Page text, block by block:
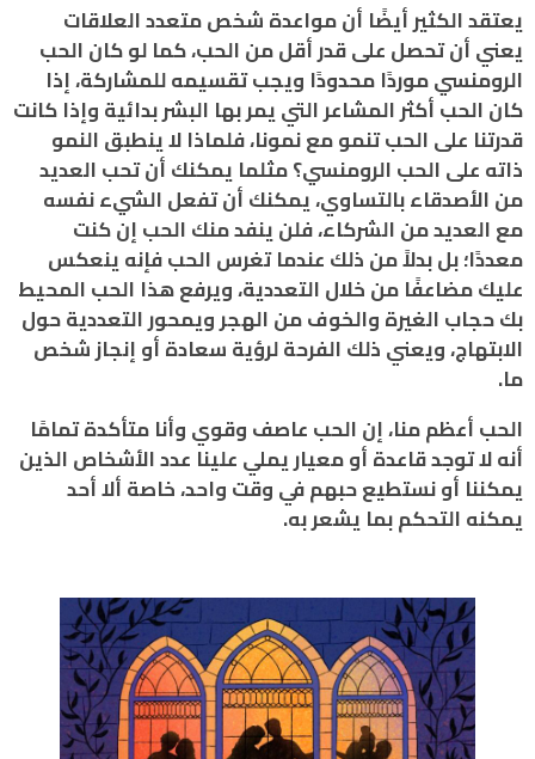
يعتقد الكثير أيضًا أن مواعدة شخص متعدد العلاقات
يعني أن تحصل على قدر أقل من الحب، كما لو كان الحب
الرومنسي موردًا محدودًا ويجب تقسيمه للمشاركة، إذا
كان الحب أكثر المشاعر التي يمر بها البشر بدائية وإذا كانت
قدرتنا على الحب تنمو مع نمونا، فلماذا لا ينطبق النمو
ذاته على الحب الرومنسي؟ مثلما يمكنك أن تحب العديد
من الأصدقاء بالتساوي، يمكنك أن تفعل الشيء نفسه
مع العديد من الشركاء، فلن ينفد منك الحب إن كنت
معددًا؛ بل بدلاً من ذلك عندما تغرس الحب فإنه ينعكس
عليك مضاعفًا من خلال التعددية، ويرفع هذا الحب المحيط
بك حجاب الغيرة والخوف من الهجر ويمحور التعددية حول
الابتهاج، ويعني ذلك الفرحة لرؤية سعادة أو إنجاز شخص
ما.
الحب أعظم منا، إن الحب عاصف وقوي وأنا متأكدة تمامًا
أنه لا توجد قاعدة أو معيار يملي علينا عدد الأشخاص الذين
يمكننا أو نستطيع حبهم في وقت واحد، خاصة ألا أحد
يمكنه التحكم بما يشعر به.